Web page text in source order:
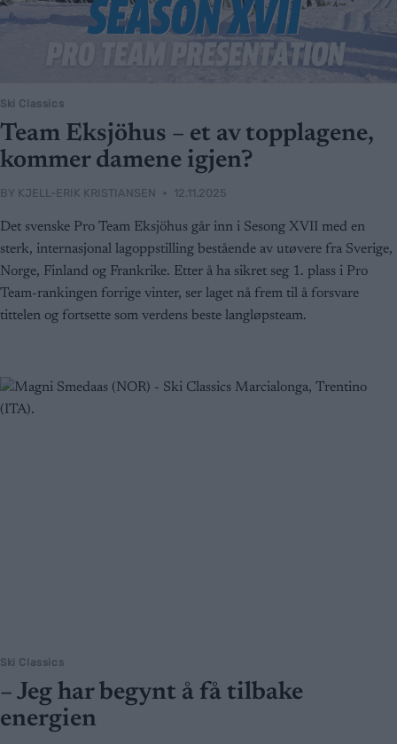
Ski Classics
Team Eksjöhus – et av topplagene,
kommer damene igjen?
BY KJELL-ERIK KRISTIANSEN 12.11.2025
Det svenske Pro Team Eksjöhus går inn i Sesong XVII med en
sterk, internasjonal lagoppstilling bestående av utøvere fra Sverige,
Norge, Finland og Frankrike. Etter å ha sikret seg 1. plass i Pro
Team-rankingen forrige vinter, ser laget nå frem til å forsvare
tittelen og fortsette som verdens beste langløpsteam.
Ski Classics
– Jeg har begynt å få tilbake
energien